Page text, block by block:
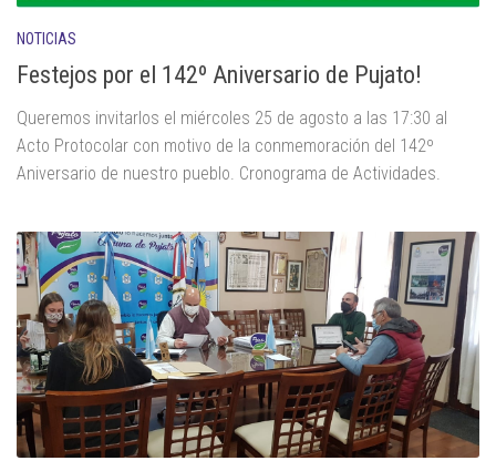
NOTICIAS
Festejos por el 142º Aniversario de Pujato!
Queremos invitarlos el miércoles 25 de agosto a las 17:30 al
Acto Protocolar con motivo de la conmemoración del 142º
Aniversario de nuestro pueblo. Cronograma de Actividades.